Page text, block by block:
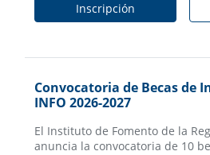
Inscripción
Convocatoria de Becas de
INFO 2026-2027
El Instituto de Fomento de la
anuncia la convocatoria de 10